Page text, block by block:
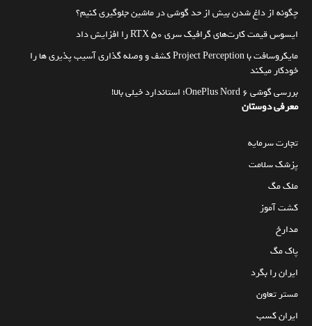
چگونه از داغ شدن بیش از حد گوشی در ماشین جلوگیری کنیم؟
ایسوس قیمت کارت‌های گرافیک سری RTX 50 را افزایش داد
مایکروسافت با Project Perception کشف و وصله گذاری آسیب پذیری ها را
خودکار میکند
بررسی گوشی OnePlus Nord 6؛ استاندارد خیلی بالا!
معرفی دوستان
تجارت سرمایه
پزشک سلامت
ملک مگ
کشت آموز
مدارخ
پاک مگ
ایران را بگرد
مستر تعاون
ایران کسب